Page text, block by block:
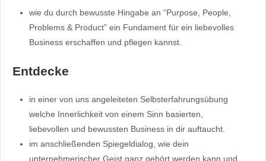
wie du durch bewusste Hingabe an “Purpose, People,
Problems & Product” ein Fundament für ein liebevolles
Business erschaffen und pflegen kannst.
Entdecke
in einer von uns angeleiteten Selbsterfahrungsübung
welche Innerlichkeit von einem Sinn basierten,
liebevollen und bewussten Business in dir auftaucht.
im anschließenden Spiegeldialog, wie dein
unternehmerischer Geist ganz gehört werden kann und